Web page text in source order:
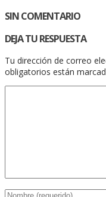
SIN COMENTARIO
DEJA TU RESPUESTA
Tu dirección de correo
obligatorios están